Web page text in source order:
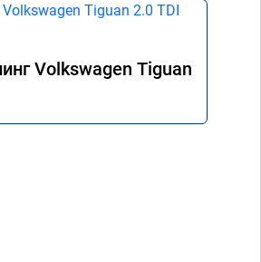
Volkswagen Tiguan